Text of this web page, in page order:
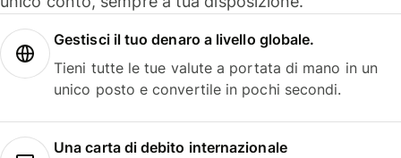
Gestisci il tuo denaro a livello globale.
Tieni tutte le tue valute a portata di mano in un
unico posto e convertile in pochi secondi.
Una carta di debito internazionale